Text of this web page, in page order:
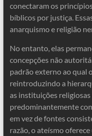
conectaram os
bíblicos por justiça.
anarquismo e religião
No entanto, elas
concepções não
padrão externo ao qual
reintroduzindo a
as instituições
predominantemente
em vez de fontes
razão, o ateísmo